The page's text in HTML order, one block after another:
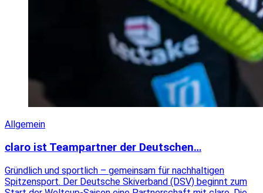
Allgemein
claro ist Teampartner der Deutschen…
Gründlich und sportlich – gemeinsam für nachhaltigen
Spitzensport. Der Deutsche Skiverband (DSV) beginnt zum